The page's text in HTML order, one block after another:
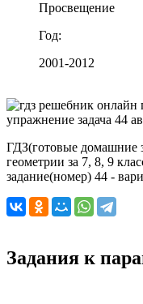
Просвещение
Год:
2001-2012
ГДЗ(готовые домашние
геометрии за 7, 8, 9
задание(номер) 44 -
Задания к